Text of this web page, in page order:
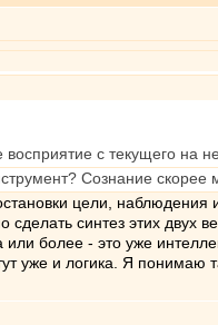
с текущего
Сознание скорее
цели,
синтез этих
более - это уже
уже и логика. Я понимаю